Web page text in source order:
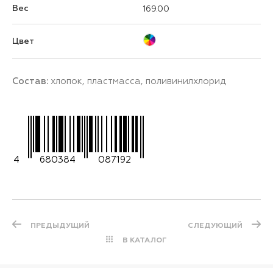
Вес 169.00
Цвет
Состав: хлопок, пластмасса, поливинилхлорид
4 680384 087192
ПРЕДЫДУЩИЙ
В КАТАЛОГ
СЛЕДУЮЩИЙ